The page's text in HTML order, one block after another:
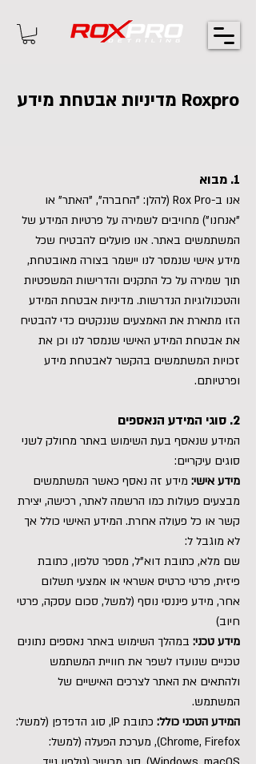
מדיניות אבטחת מידע Roxpro
1. מבוא
אנו ב-Rox Pro (להלן: "החברה", "האתר" או
"אנחנו") מחויבים לשמירה על פרטיות המידע של
המשתמשים באתר. אנו פועלים להבטיח שכל
מידע אישי שנמסר לנו יישמר בצורה מאובטחת,
תוך שמירה על כל התקנים והדרישות המשפטיות
והטכנולוגיות הנדרשות. מדיניות אבטחת המידע
הזו מתארת את האמצעים שננקטים כדי להבטיח
את אבטחת המידע האישי שנמסר לנו וכן את
זכויות המשתמשים בהקשר לאבטחת מידע
ופרטיותם.
2. סוגי המידע הנאספים
המידע שנאסף בעת השימוש באתר מחולק לשני
סוגים עיקריים:
מידע אישי: מידע זה נאסף כאשר המשתמשים
מבצעים פעולות כמו הרשמה לאתר, רכישה, יצירת
קשר או כל פעולה אחרת. המידע האישי כולל אך
לא מוגבל ל:
שם מלא, כתובת דוא"ל, מספר טלפון, כתובת
פיזית, פרטי כרטיס אשראי או אמצעי תשלום
אחר, מידע פיננסי נוסף (למשל, סכום עסקה, פרטי
חיוב)
מידע טכני: במהלך השימוש באתר נאספים נתונים
טכניים שנועדו לשפר את חוויית המשתמש
ולהתאים את האתר לצרכים האישיים של
המשתמש.
המידע הטכני כולל:
כתובת IP, סוג הדפדפן (למשל:
Chrome, Firefox), מערכת הפעלה (למשל: